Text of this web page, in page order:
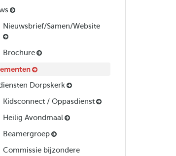
Nieuwsbrief/Samen/Website
Brochure
Dorpskerk
Kidsconnect / Oppasdienst
Heilig Avondmaal
Beamergroep
Commissie bijzondere